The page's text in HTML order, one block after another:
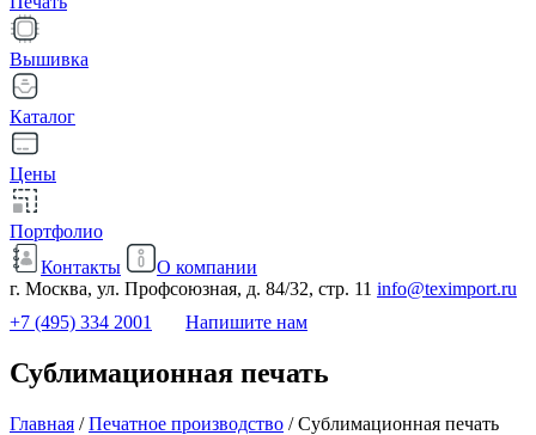
Вышивка
Каталог
Цены
Портфолио
Контакты
О компании
г. Москва, ул. Профсоюзная, д. 84/32, стр. 11 info@teximport.ru
+7 (495) 334 2001
Напишите нам
Сублимационная печать
Главная /Печатное производство /Сублимационная печать